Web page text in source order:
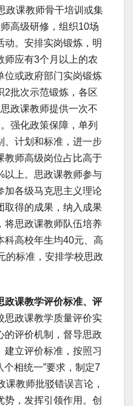
政课教师骨干培训或集
高级研修，组织10场
动。安排实岗锻炼，明
师应有3个月以上的农
位或政府部门实岗锻炼
2批次示范锻炼，各区
政课教师提供一次不
强化政策保障，单列
、计划和标准，进一步
教师高级岗位占比高于
以上。思政课教师参与
加各级马克思主义理论
取得的成果，纳入成果
将思政课教师队伍培养
科高校年生均40元、高
的标准，安排学校思政
政课教学评价标准、评
思政课教学质量评价实
的评价机制，督导思政
建立评价标准，按照习
个相统一”要求，制定7
教师批驳错误言论，
，发挥引领作用。创